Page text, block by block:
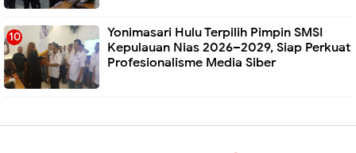
Yonimasari Hulu Terpilih Pimpin SMSI
Kepulauan Nias 2026–2029, Siap Perkuat
Profesionalisme Media Siber